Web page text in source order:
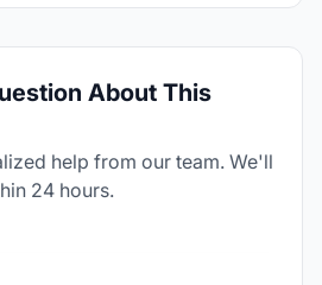
About This
help from our team. We'll
24 hours.